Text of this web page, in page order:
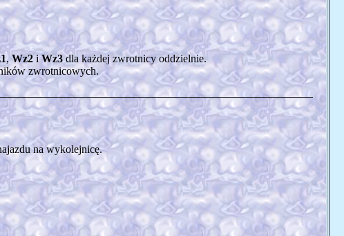
, Wz2i Wz3dla każdej zwrotnicy oddzielnie.
zwrotnicowych.
na wykolejnicę.